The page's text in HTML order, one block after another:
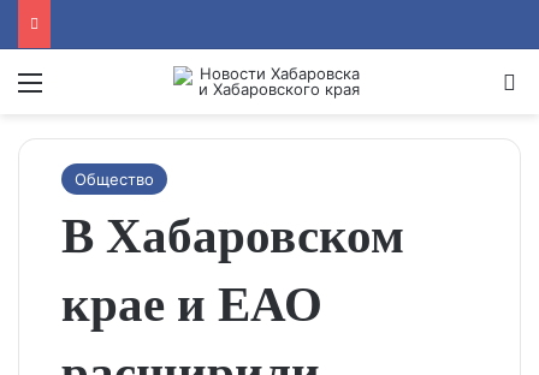
Menu
Общество
В Хабаровском
крае и ЕАО